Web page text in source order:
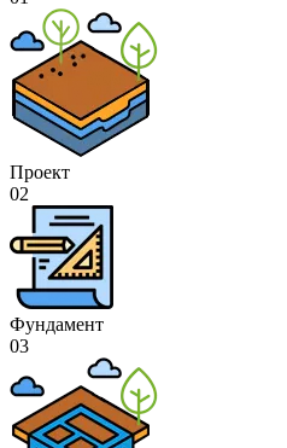
Проект
02
Фундамент
03